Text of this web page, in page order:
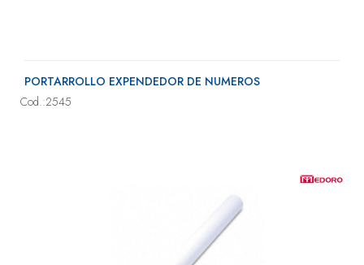
PORTARROLLO EXPENDEDOR DE NUMEROS
Cod.:2545